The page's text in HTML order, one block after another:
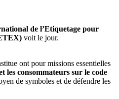
de l’Etiquetage pour
voit le jour.
ont pour missions essentielles
les consommateurs sur le code
de symboles et de défendre les